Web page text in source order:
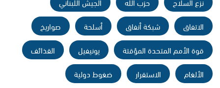
الاتفاق
شبكة أنفاق أسلحة
صواريخ
قوة الأمم المتحدة المؤقتة
يونيفيل
القذائف
الألغام
الاستقرار ضغوط دولية